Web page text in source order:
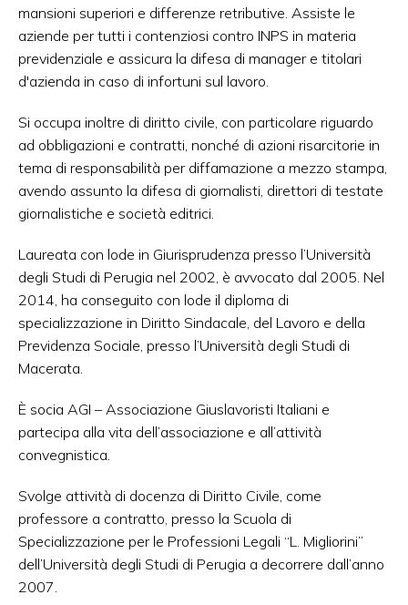
mansioni superiori e differenze retributive. Assiste le
aziende per tutti i contenziosi contro INPS in materia
previdenziale e assicura la difesa di manager e titolari
d'azienda in caso di infortuni sul lavoro.
Si occupa inoltre di diritto civile, con particolare riguardo
ad obbligazioni e contratti, nonché di azioni risarcitorie in
tema di responsabilità per diffamazione a mezzo stampa,
avendo assunto la difesa di giornalisti, direttori di testate
giornalistiche e società editrici.
Laureata con lode in Giurisprudenza presso l’Università
degli Studi di Perugia nel 2002, è avvocato dal 2005. Nel
2014, ha conseguito con lode il diploma di
specializzazione in Diritto Sindacale, del Lavoro e della
Previdenza Sociale, presso l’Università degli Studi di
Macerata.
È socia AGI – Associazione Giuslavoristi Italiani e
partecipa alla vita dell’associazione e all’attività
convegnistica.
Svolge attività di docenza di Diritto Civile, come
professore a contratto, presso la Scuola di
Specializzazione per le Professioni Legali “L. Migliorini”
dell’Università degli Studi di Perugia a decorrere dall’anno
2007.